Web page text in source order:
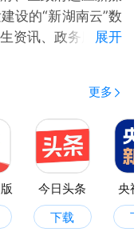
设的“新湖南云”数
资讯、政务服务的
显武陵源区魅力。
策的主平台、获取
播武陵源区建设成
展开
更多
今日头条
下载
央